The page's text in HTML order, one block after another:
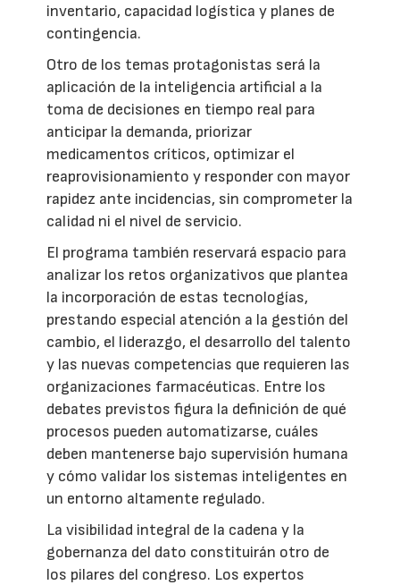
inventario, capacidad logística y planes de
contingencia.
Otro de los temas protagonistas será la
aplicación de la inteligencia artificial a la
toma de decisiones en tiempo real para
anticipar la demanda, priorizar
medicamentos críticos, optimizar el
reaprovisionamiento y responder con mayor
rapidez ante incidencias, sin comprometer la
calidad ni el nivel de servicio.
El programa también reservará espacio para
analizar los retos organizativos que plantea
la incorporación de estas tecnologías,
prestando especial atención a la gestión del
cambio, el liderazgo, el desarrollo del talento
y las nuevas competencias que requieren las
organizaciones farmacéuticas. Entre los
debates previstos figura la definición de qué
procesos pueden automatizarse, cuáles
deben mantenerse bajo supervisión humana
y cómo validar los sistemas inteligentes en
un entorno altamente regulado.
La visibilidad integral de la cadena y la
gobernanza del dato constituirán otro de
los pilares del congreso. Los expertos